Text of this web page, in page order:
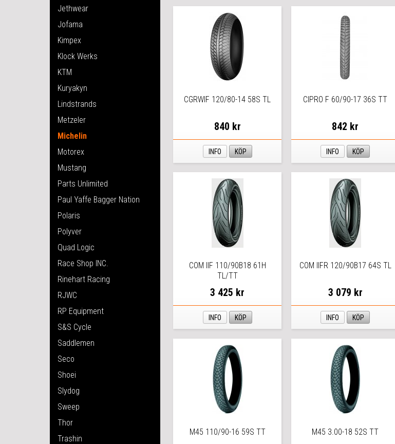
Jethwear
Jofama
Kimpex
Klock Werks
KTM
Kuryakyn
Lindstrands
Metzeler
Michelin
Motorex
Mustang
Parts Unlimited
Paul Yaffe Bagger Nation
Polaris
Polyver
Quad Logic
Race Shop INC.
Rinehart Racing
RJWC
RP Equipment
S&S Cycle
Saddlemen
Seco
Shoei
Slydog
Sweep
Thor
Trashin
CGRWIF 120/80-14 58S TL
840 kr
INFO KÖP
CIPRO F 60/90-17 36S TT
842 kr
INFO KÖP
COM IIF 110/90B18 61H
TL/TT
3 425 kr
INFO KÖP
COM IIFR 120/90B17 64S TL
3 079 kr
INFO KÖP
M45 110/90-16 59S TT M45 3.00-18 52S TT